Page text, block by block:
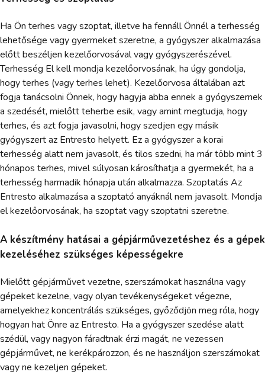
Ha Ön terhes vagy szoptat, illetve ha fennáll Önnél a terhesség
lehetősége vagy gyermeket szeretne, a gyógyszer alkalmazása
előtt beszéljen kezelőorvosával vagy gyógyszerészével.
Terhesség El kell mondja kezelőorvosának, ha úgy gondolja,
hogy terhes (vagy terhes lehet). Kezelőorvosa általában azt
fogja tanácsolni Önnek, hogy hagyja abba ennek a gyógyszernek
a szedését, mielőtt teherbe esik, vagy amint megtudja, hogy
terhes, és azt fogja javasolni, hogy szedjen egy másik
gyógyszert az Entresto helyett. Ez a gyógyszer a korai
terhesség alatt nem javasolt, és tilos szedni, ha már több mint 3
hónapos terhes, mivel súlyosan károsíthatja a gyermekét, ha a
terhesség harmadik hónapja után alkalmazza. Szoptatás Az
Entresto alkalmazása a szoptató anyáknál nem javasolt. Mondja
el kezelőorvosának, ha szoptat vagy szoptatni szeretne.
A készítmény hatásai a gépjárművezetéshez és a gépek
kezeléséhez szükséges képességekre
Mielőtt gépjárművet vezetne, szerszámokat használna vagy
gépeket kezelne, vagy olyan tevékenységeket végezne,
amelyekhez koncentrálás szükséges, győződjön meg róla, hogy
hogyan hat Önre az Entresto. Ha a gyógyszer szedése alatt
szédül, vagy nagyon fáradtnak érzi magát, ne vezessen
gépjárművet, ne kerékpározzon, és ne használjon szerszámokat
vagy ne kezeljen gépeket.